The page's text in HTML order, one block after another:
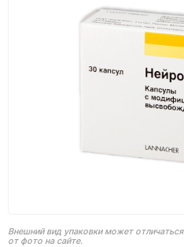
Внешний вид упаковки может отличаться
от фото на сайте.